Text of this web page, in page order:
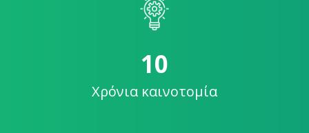
11
Χρόνια καινοτομία